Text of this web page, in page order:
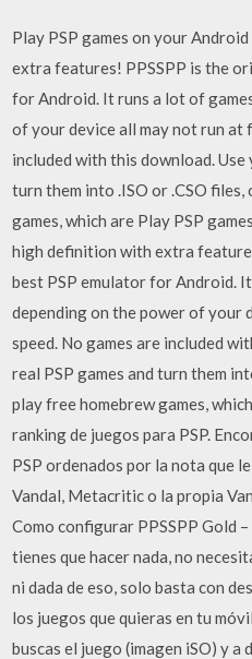
Play PSP games on your
extra features! PPSSPP is the
for Android. It runs a lot of
of your device all may not run at
included with this download. Use
turn them into .ISO or .CSO
games, which are Play PSP
high definition with extra
best PSP emulator for Android.
depending on the power of your
speed. No games are included
real PSP games and turn them
play free homebrew games,
ranking de juegos para PSP.
PSP ordenados por la nota que
Vandal, Metacritic o la propia
Como configurar PPSSPP Gold
tienes que hacer nada, no
ni dada de eso, solo basta con
los juegos que quieras en tu
buscas el juego (imagen iSO) y